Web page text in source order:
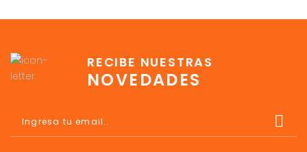
RECIBE NUESTRAS
NOVEDADES